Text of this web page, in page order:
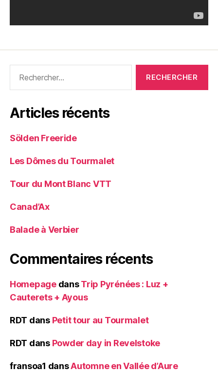
Articles récents
Sölden Freeride
Les Dômes du Tourmalet
Tour du Mont Blanc VTT
Canad’Ax
Balade à Verbier
Commentaires récents
HomepagedansTrip Pyrénées : Luz +
Cauterets + Ayous
RDT dans Petit tour au Tourmalet
RDT dans Powder day in Revelstoke
fransoa1 dansAutomne en Vallée d’Aure